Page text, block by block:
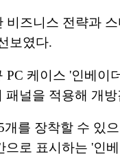
즈니스 전략과
보였다.
PC 케이스 '인베
널을 적용해 개
개를 장착할 수
로 표시하는 '인